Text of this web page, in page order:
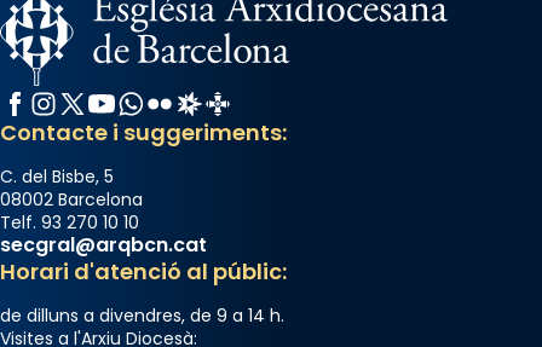
Facebook
Instagram
X / Twitter
YouTube
WhatsApp
FlickrRadio Estel
Catalunya Cristiana
Contacte i suggeriments:
C. del Bisbe, 5
08002 Barcelona
Telf. 93 270 10 10
secgral@arqbcn.cat
Horari d'atenció al públic:
de dilluns a divendres, de 9 a 14 h.
Visites a l'Arxiu Diocesà: